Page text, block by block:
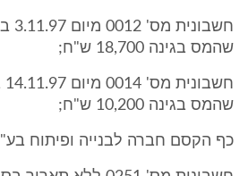
שהמס בגינה 18,700 ש"ח;
שהמס בגינה 10,200 ש"ח;
כף הקסם חברה לבנייה ופיתוח בע"מ ח.פ. 51-